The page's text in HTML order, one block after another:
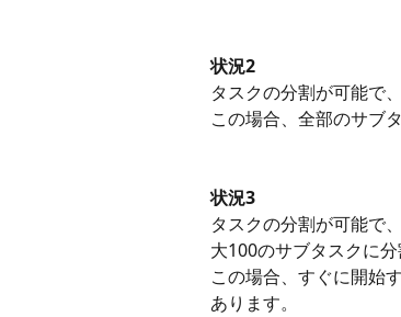
状況2
タスクの分割が可能で
この場合、全部のサブ
状況3
タスクの分割が可能で
大100のサブタスクに分
この場合、すぐに開始
あります。